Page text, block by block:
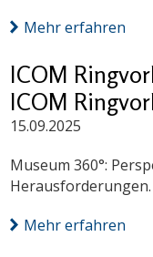
Mehr erfahren
ICOM
ICOM
15.09.2025
Museum 360°:
Herausforderungen.
Mehr erfahren